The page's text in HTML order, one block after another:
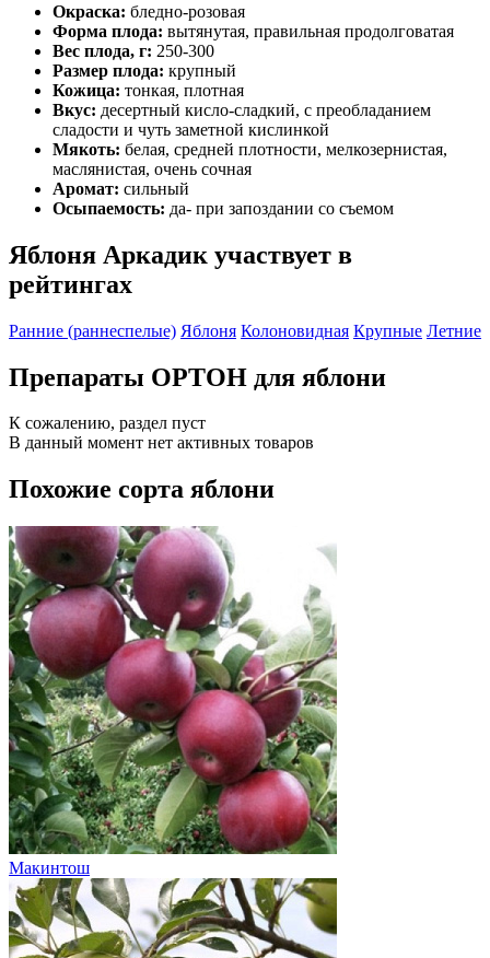
Окраска: бледно-розовая
Форма плода: вытянутая, правильная продолговатая
Вес плода, г: 250-300
Размер плода: крупный
Кожица: тонкая, плотная
Вкус: десертный кисло-сладкий, с преобладанием
сладости и чуть заметной кислинкой
Мякоть: белая, средней плотности, мелкозернистая,
маслянистая, очень сочная
Аромат: сильный
Осыпаемость: да- при запоздании со съемом
Яблоня Аркадик участвует в
рейтингах
Ранние (раннеспелые) Яблоня Колоновидная Крупные Летние
Препараты ОРТОН для яблони
К сожалению, раздел пуст
В данный момент нет активных товаров
Похожие сорта яблони
Макинтош